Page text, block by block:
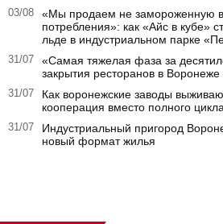
03/08
«Мы продаем не замороженную
потребления»: как «Айс в кубе»
льде в индустриальном парке
31/07
«Самая тяжелая фаза за
закрытия ресторанов в
31/07
Как воронежские заводы
кооперация вместо полного цикла
31/07
Индустриальный пригород
новый формат жилья